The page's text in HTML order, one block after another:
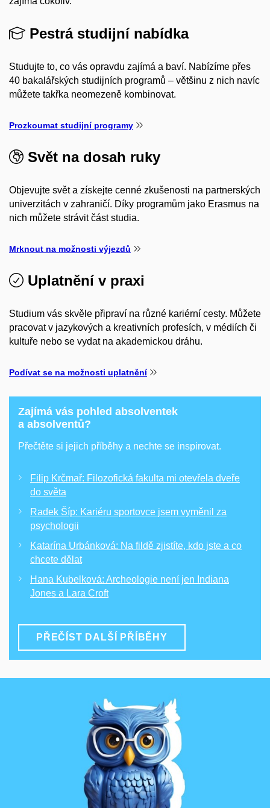
Pestrá studijní nabídka
Studujte to, co vás opravdu zajímá a baví. Nabízíme přes
40 bakalářských studijních programů – většinu z nich navíc
můžete takřka neomezeně kombinovat.
Prozkoumat studijní programy
Svět na dosah ruky
Objevujte svět a získejte cenné zkušenosti na partnerských
univerzitách v zahraničí. Díky programům jako Erasmus na
nich můžete strávit část studia.
Mrknout na možnosti výjezdů
Uplatnění v praxi
Studium vás skvěle připraví na různé kariérní cesty. Můžete
pracovat v jazykových a kreativních profesích, v médiích či
kultuře nebo se vydat na akademickou dráhu.
Podívat se na možnosti uplatnění
Zajímá vás pohled absolventek
a absolventů?
Přečtěte si jejich příběhy a nechte se inspirovat.
Filip Krčmař: Filozofická fakulta mi otevřela dveře
do světa
Radek Šíp: Kariéru sportovce jsem vyměnil za
psychologii
Katarína Urbánková: Na fildě zjistíte, kdo jste a co
chcete dělat
Hana Kubelková: Archeologie není jen Indiana
Jones a Lara Croft
PŘEČÍST DALŠÍ PŘÍBĚHY